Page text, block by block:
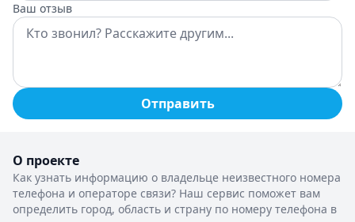
Ваш отзыв
Отправить
О проекте
Как узнать информацию о владельце неизвестного номера
телефона и операторе связи? Наш сервис поможет вам
определить город, область и страну по номеру телефона в